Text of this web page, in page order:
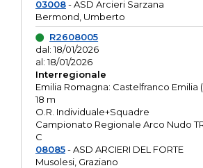
03008- ASD Arcieri Sarzana
Bermond, Umberto
R2608005
dal: 18/01/2026
al: 18/01/2026
Interregionale
Emilia Romagna: Castelfranco Emilia
18 m
O.R. Individuale+Squadre
Campionato Regionale Arco Nudo
C
08085- ASD ARCIERI DEL FORTE
Musolesi, Graziano